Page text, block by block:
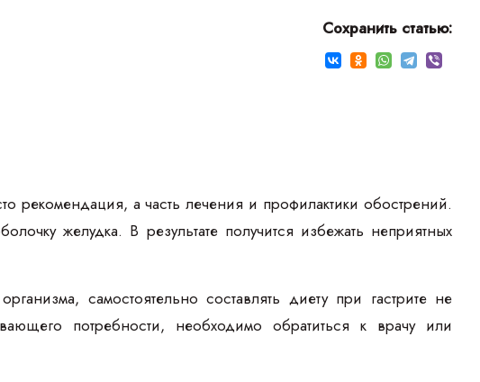
Сохранить статью:
рекомендация, а часть лечения и профилактики обострений.
желудка. В результате получится избежать неприятных
самостоятельно составлять диету при гастрите не
потребности, необходимо обратиться к врачу или